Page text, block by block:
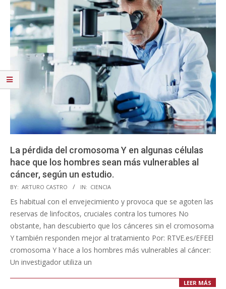
La pérdida del cromosoma Y en algunas células
hace que los hombres sean más vulnerables al
cáncer, según un estudio.
2023-
06-
BY: ARTURO CASTRO IN: CIENCIA
Es habitual con el envejecimiento y provoca que se agoten las
reservas de linfocitos, cruciales contra los tumores No
obstante, han descubierto que los cánceres sin el cromosoma
Y también responden mejor al tratamiento Por: RTVE.es/EFEEl
cromosoma Y hace a los hombres más vulnerables al cáncer:
Un investigador utiliza un
LEER MÁS